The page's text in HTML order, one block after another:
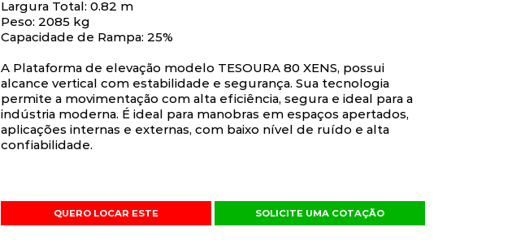
Largura Total: 0.82 m
Peso: 2085 kg
Capacidade de Rampa: 25%
A Plataforma de elevação modelo TESOURA 80 XENS, possui
alcance vertical com estabilidade e segurança. Sua tecnologia
permite a movimentação com alta eficiência, segura e ideal para a
indústria moderna. É ideal para manobras em espaços apertados,
aplicações internas e externas, com baixo nível de ruído e alta
confiabilidade.
QUERO LOCAR ESTE SOLICITE UMA COTAÇÃO